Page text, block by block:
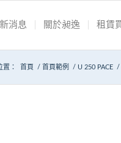
消息 關於昶逸 租賃
置： 首頁 / 首頁範例 / U 250 PACE /